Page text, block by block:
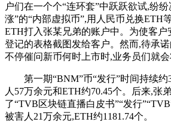
户们在一个个“连环套”中跃跃欲试,纷
涨”的“内部虚拟币”,用人民币兑换ETH
ETH打入张某兄弟的账户中。为使客户
登记的表格截图发给客户。然而,待承
不停催问新币何时上市时,业务员们就会
第一期“BNM”币“发行”时间持续
人57万余元和ETH约70.45个。后来,张
了“TVB区块链直播白皮书”“发行
被害人21万余元,ETH约1181.74个。